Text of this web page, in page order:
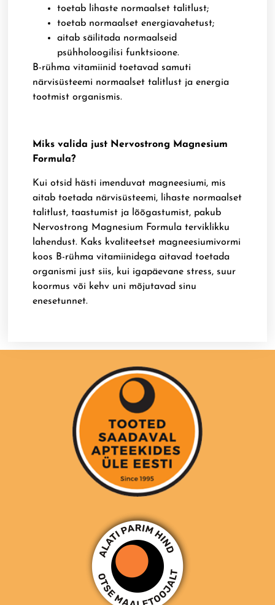
toetab lihaste normaalset talitlust;
toetab normaalset energiavahetust;
aitab säilitada normaalseid
psühholoogilisi funktsioone.
B-rühma vitamiinid toetavad samuti
närvisüsteemi normaalset talitlust ja energia
tootmist organismis.
Miks valida just Nervostrong Magnesium
Formula?
Kui otsid hästi imenduvat magneesiumi, mis
aitab toetada närvisüsteemi, lihaste normaalset
talitlust, taastumist ja lõõgastumist, pakub
Nervostrong Magnesium Formula terviklikku
lahendust. Kaks kvaliteetset magneesiumivormi
koos B-rühma vitamiinidega aitavad toetada
organismi just siis, kui igapäevane stress, suur
koormus või kehv uni mõjutavad sinu
enesetunnet.